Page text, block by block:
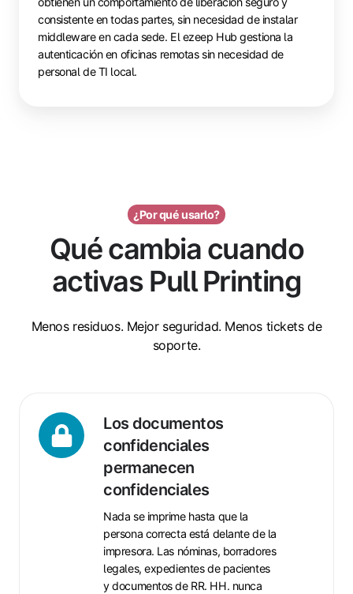
consistente en todas partes, sin necesidad de instalar
middleware en cada sede. El ezeep Hub gestiona la
autenticación en oficinas remotas sin necesidad de
personal de TI local.
¿Por qué usarlo?
Qué cambia cuando
activas Pull Printing
Menos residuos. Mejor seguridad. Menos tickets de
soporte.
Los documentos
confidenciales
permanecen
confidenciales
Nada se imprime hasta que la
persona correcta está delante de la
impresora. Las nóminas, borradores
legales, expedientes de pacientes
y documentos de RR. HH. nunca
Los
documentos
confidenciales
permanecen
confidenciales